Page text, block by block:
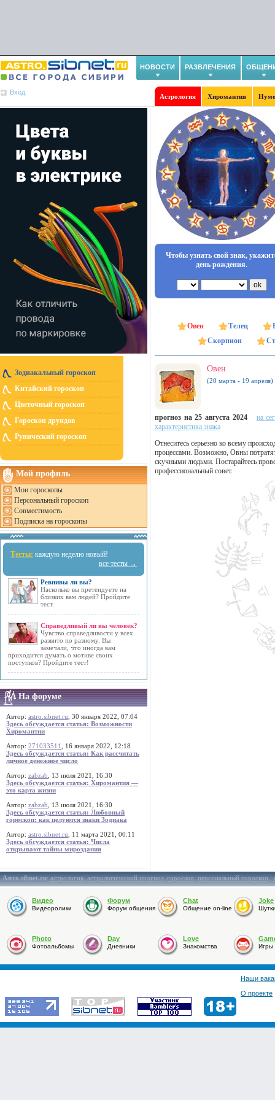
НОВОСТИ РАЗВЛЕЧЕНИЯ
Вход
Астрология Хиромантия
Зодиакальный гороскоп
Китайский гороскоп
Цветочный гороскоп
Гороскоп друидов
Рунический гороскоп
Мой профиль
Мои гороскопы
Персональный гороскоп
Совместимость
Подписка на гороскопы
Тесты: каждую неделю новый!
все тесты →
Ревнивы ли вы?
Насколько вы претендуете на
близких вам людей? Пройдите
тест.
Справедливый ли вы человек?
Чувство справедливости у всех
развито по разному. Вы
замечали, что иногда вам
приходится думать о мотиве своих
поступков? Пройдите тест!
На форуме
Автор: astro.sibnet.ru , 30 января 2022, 07:04
Здесь обсуждается статья: Возможности
Хиромантии
Автор: 271033511
, 16 января 2022, 12:18
Здесь обсуждается статья: Как рассчитать
личное денежное число
Автор: zabzab , 13 июля 2021, 16:30
Здесь обсуждается статья: Хиромантия —
это карта жизни
Автор: zabzab , 13 июля 2021, 16:30
Здесь обсуждается статья: Любовный
гороскоп: как целуются знаки Зодиака
Автор: astro.sibnet.ru , 11 марта 2021, 00:11
Здесь обсуждается статья: Числа
открывают тайны мироздания
Чтобы узнать свой знак,
день рождения.
Овен Телец
Скорпион
Овен
(20 марта - 19 апреля)
прогноз на 25 августа 2024
на
характеристика знака
Отнеситесь серьезно ко всему
процессами. Возможно, Овны
скучными людьми. Постарайтесь
профессиональный совет.
Astro.sibnet.ru:астрология,астрологический прогноз,гороскоп,персональный гороскоп,
Видео
Видеоролики
Форум
Форум общения
Chat
Общение on-line
Joke
Photo
Фотоальбомы
Day
Дневники
Love
Знакомства Игры
Наши
О проекте